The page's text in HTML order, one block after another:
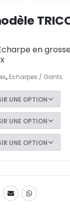
en
, Echarpes / Gants